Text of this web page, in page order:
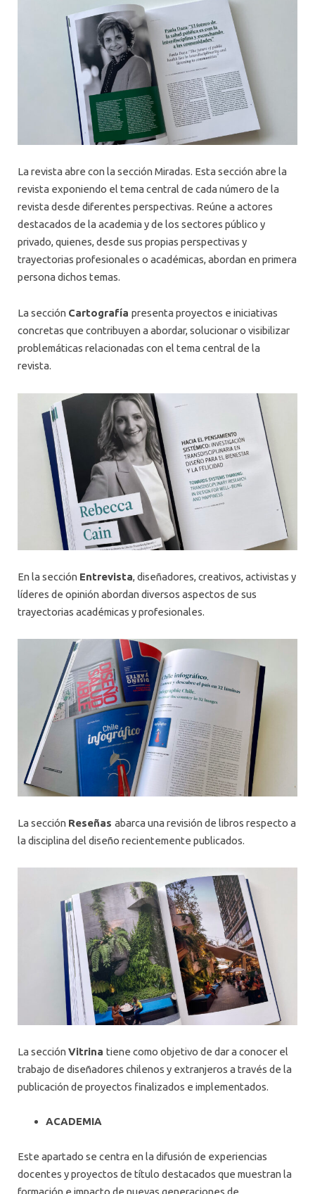
La revista abre con la sección Miradas. Esta sección abre la
revista exponiendo el tema central de cada número de la
revista desde diferentes perspectivas. Reúne a actores
destacados de la academia y de los sectores público y
privado, quienes, desde sus propias perspectivas y
trayectorias profesionales o académicas, abordan en primera
persona dichos temas.
La sección Cartografía presenta proyectos e iniciativas
concretas que contribuyen a abordar, solucionar o visibilizar
problemáticas relacionadas con el tema central de la
revista.
En la sección Entrevista, diseñadores, creativos, activistas y
líderes de opinión abordan diversos aspectos de sus
trayectorias académicas y profesionales.
La sección Reseñas abarca una revisión de libros respecto a
la disciplina del diseño recientemente publicados.
La sección Vitrina tiene como objetivo de dar a conocer el
trabajo de diseñadores chilenos y extranjeros a través de la
publicación de proyectos finalizados e implementados.
ACADEMIA
Este apartado se centra en la difusión de experiencias
docentes y proyectos de título destacados que muestran la